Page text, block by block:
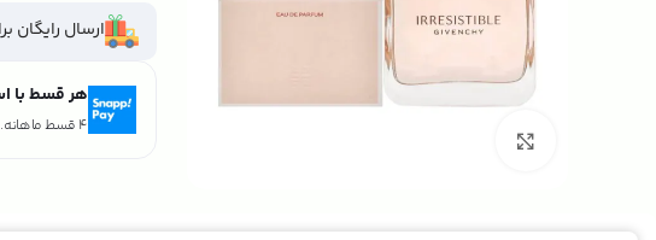
ارسال رایگان برای
هر قسط با
4 قسط ماهانه. بدون سود، چک و ضامن.